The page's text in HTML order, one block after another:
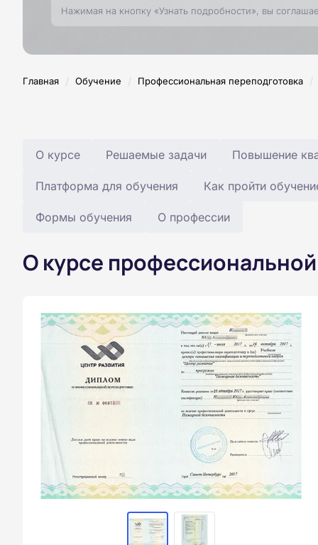
Нажимая на кнопку «Узнать подробности», вы
Главная / Обучение / Профессиональная переподготовка /
О курсе Решаемые задачи Повышение
Платформа для обучения Как пройти
Формы обучения О профессии
О курсе